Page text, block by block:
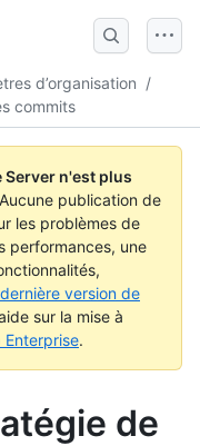
d’organisation /
commits
n'est plus
Aucune publication de
les problèmes de
performances, une
version de
sur la mise à
.
de